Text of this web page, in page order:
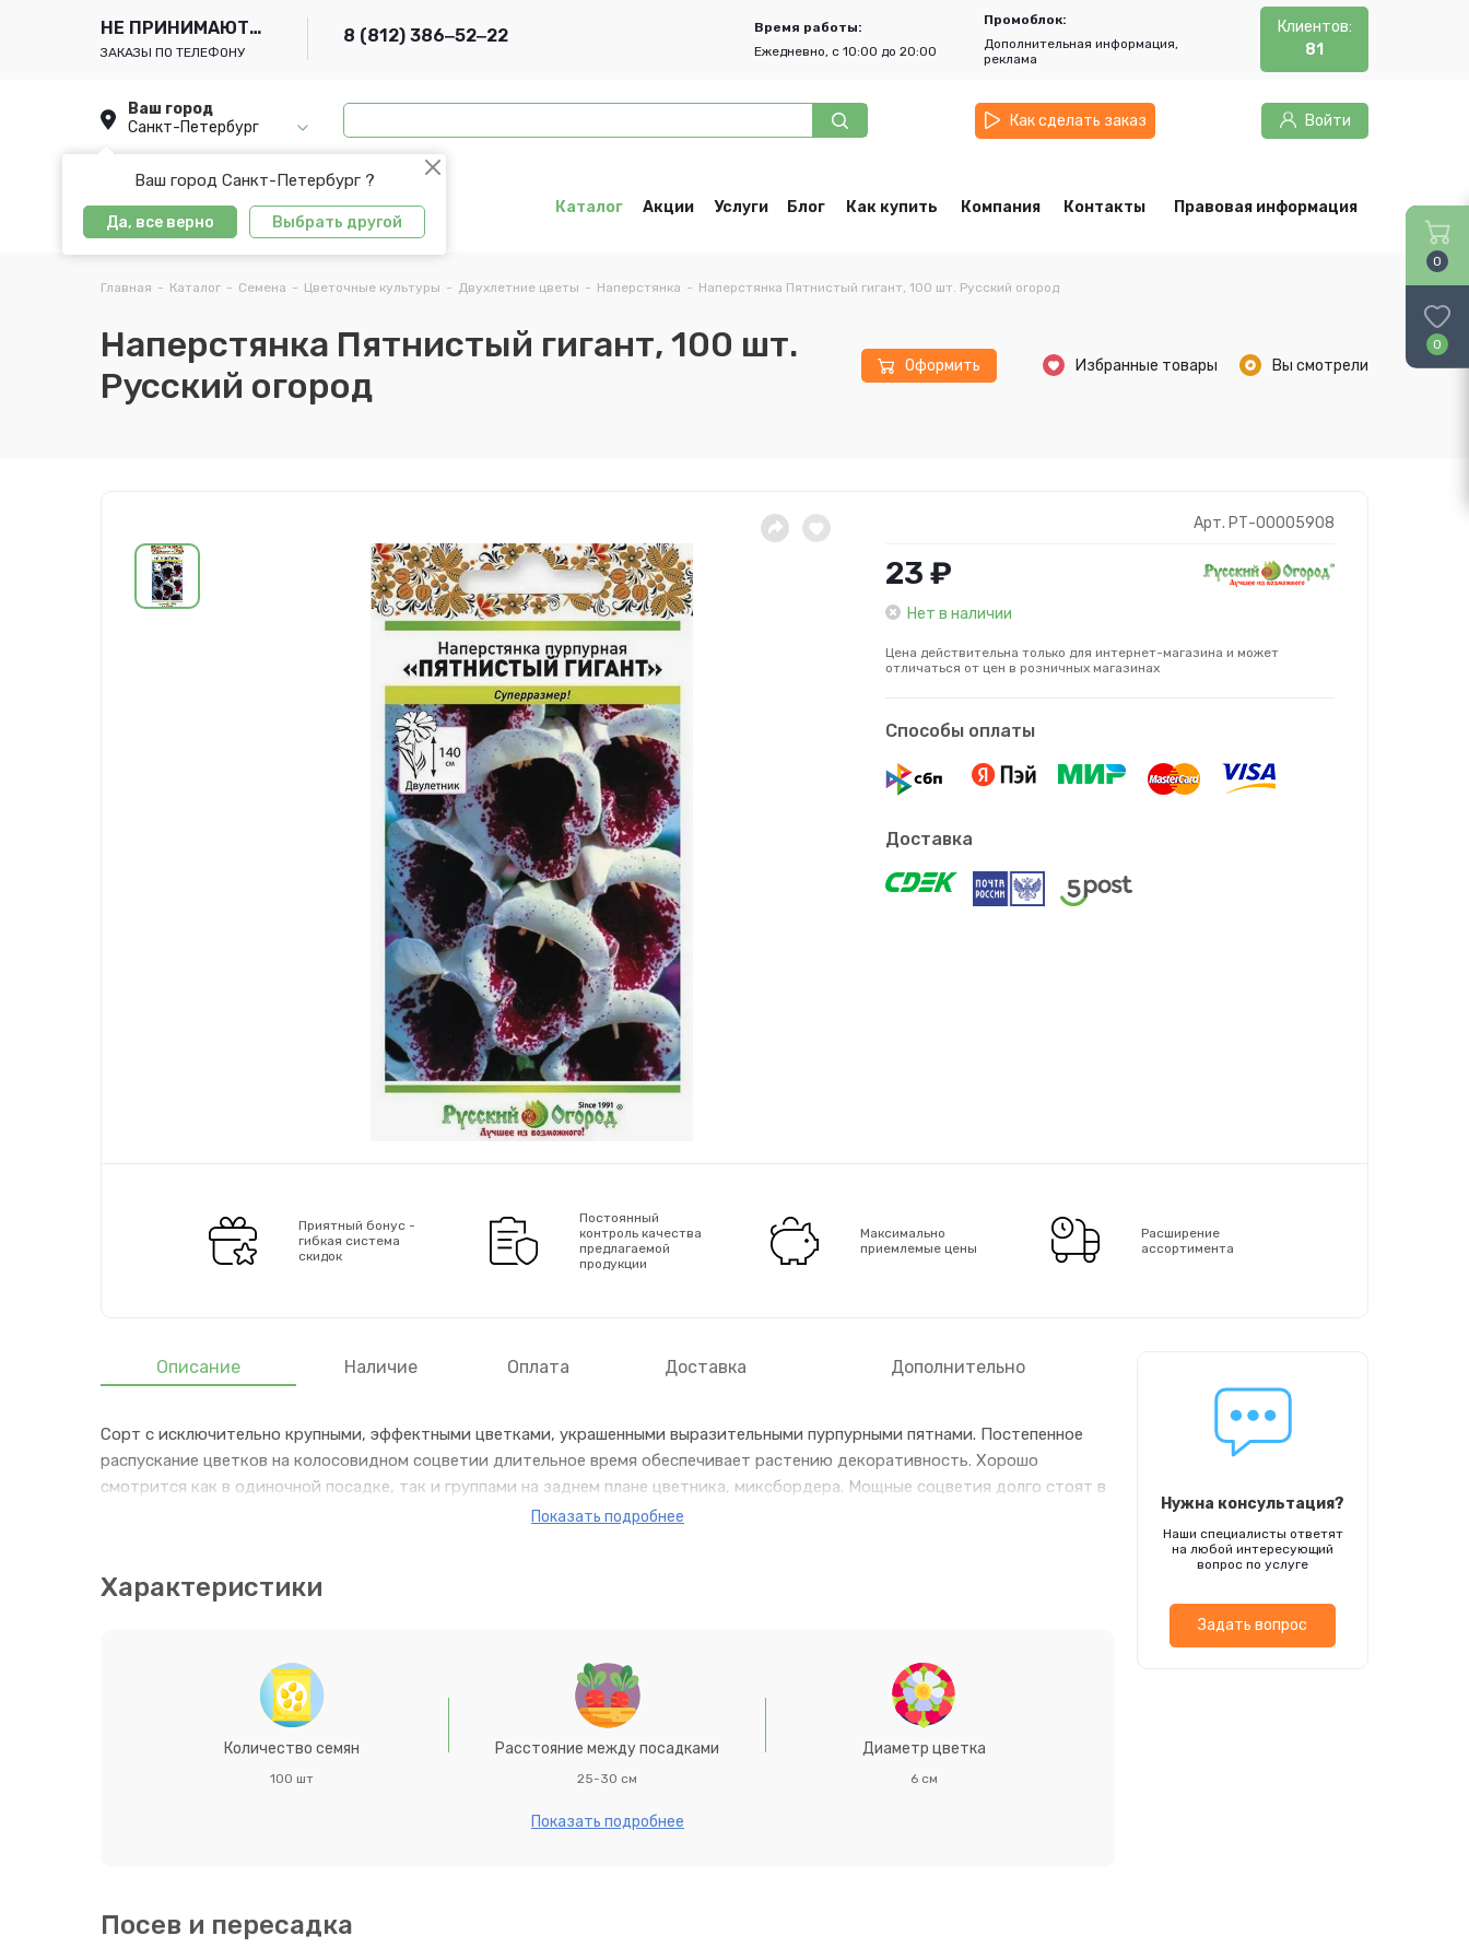
НЕ ПРИНИМАЮТСЯ
ЗАКАЗЫ ПО ТЕЛЕФОНУ
8 (812) 386‒52‒22
Время работы:
Ежедневно, с 10:00 до 20:00
Промоблок:
Дополнительная информация,
реклама
Клиентов:
81
Ваш город
Санкт-Петербург
Ваш город Санкт-Петербург ?
Да, все верно Выбрать другой
Как сделать заказ Войти
Каталог Акции Услуги Блог Как купить Компания Контакты Правовая информация
Главная - Каталог - Семена - Цветочные культуры - Двухлетние цветы - Наперстянка - Наперстянка Пятнистый гигант, 100 шт. Русский огород
Наперстянка Пятнистый гигант, 100 шт.
Русский огород
Оформить Избранные товары Вы смотрели
Арт. РТ-00005908
23 ₽
Нет в наличии
Цена действительна только для интернет-магазина и может
отличаться от цен в розничных магазинах
Способы оплаты
Доставка
Приятный бонус -
гибкая система
скидок
Постоянный
контроль качества
предлагаемой
продукции
Максимально
приемлемые цены
Расширение
ассортимента
Описание Наличие Оплата Доставка Дополнительно
Сорт с исключительно крупными, эффектными цветками, украшенными выразительными пурпурными пятнами. Постепенное
распускание цветков на колосовидном соцветии длительное время обеспечивает растению декоративность. Хорошо
смотрится как в одиночной посадке, так и группами на заднем плане цветника, миксбордера. Мощные соцветия долго стоят в
срезке. Необходимо соблюдать осторожность — растение ядовито. Высота 140 см. Рекомендуем к покупке! Другие товары Вы
Показать подробнее
Характеристики
Количество семян
100 шт
Расстояние между посадками
25-30 см
Диаметр цветка
6 см
Показать подробнее
Посев и пересадка
Нужна консультация?
Наши специалисты ответят
на любой интересующий
вопрос по услуге
Задать вопрос
0
0